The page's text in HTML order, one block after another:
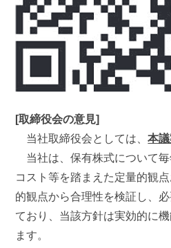
[取締役会の意見]
当社取締役会としては、本
当社は、保有株式について
コスト等を踏まえた定量的観
的観点から合理性を検証し、
ており、当該方針は実効的に
ます。